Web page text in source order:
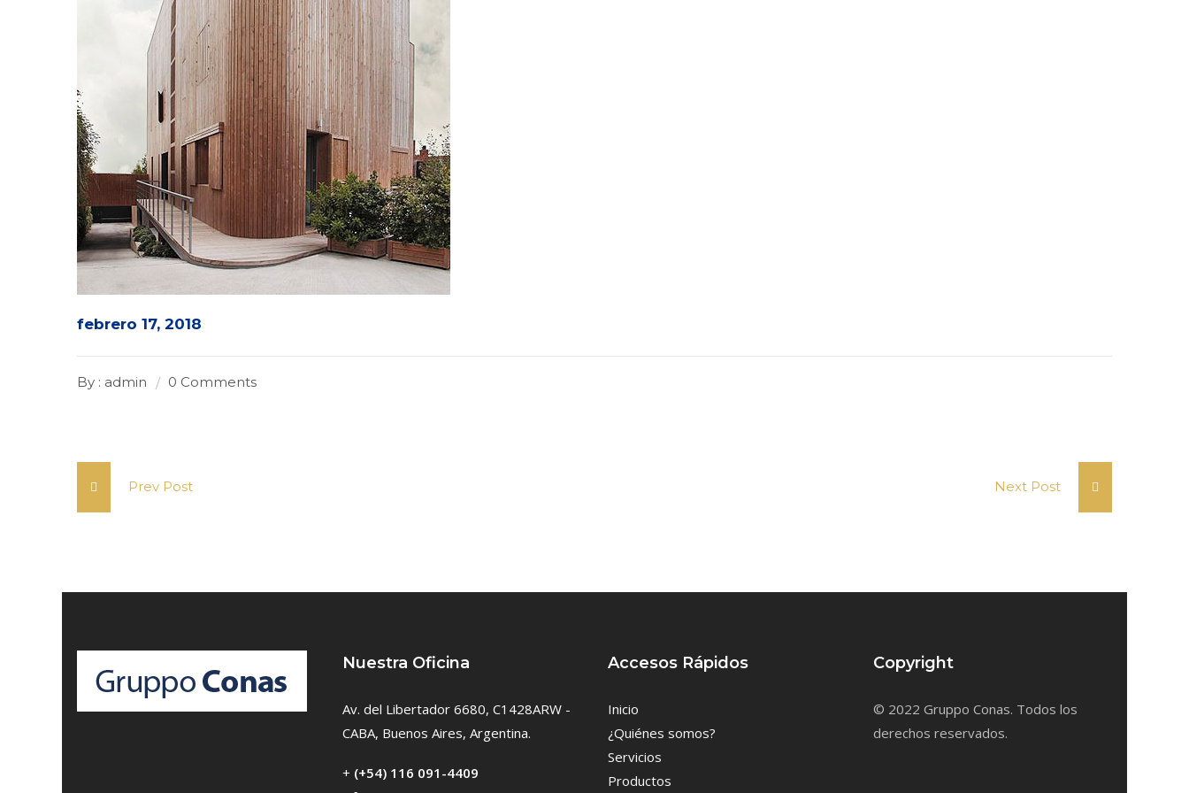
febrero 17, 2018
By : admin 0 Comments
Prev Post Next Post
Nuestra Oficina
Av. del Libertador 6680, C1428ARW -
CABA, Buenos Aires, Argentina.
+ (+54) 116 091-4409
Accesos Rápidos
Inicio
¿Quiénes somos?
Servicios
Productos
Copyright
© 2022 Gruppo Conas. Todos los
derechos reservados.